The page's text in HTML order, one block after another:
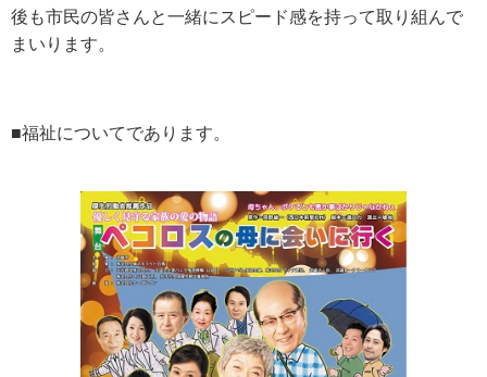
後も市民の皆さんと一緒にスピード感を持って取り組んで
まいります。
■福祉についてであります。